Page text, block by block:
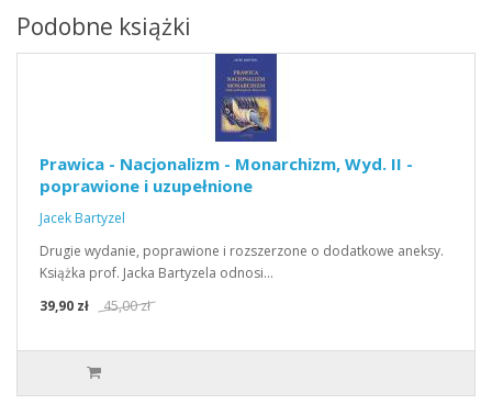
Podobne książki
Prawica - Nacjonalizm - Monarchizm, Wyd. II -
poprawione i uzupełnione
Jacek Bartyzel
Drugie wydanie, poprawione i rozszerzone o dodatkowe aneksy.
Książka prof. Jacka Bartyzela odnosi…
39,90 zł
45,00 zł